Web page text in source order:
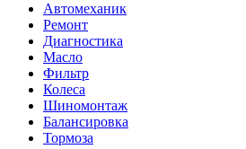
Автомеханик
Ремонт
Диагностика
Масло
Фильтр
Колеса
Шиномонтаж
Балансировка
Тормоза